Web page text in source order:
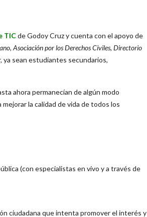
TICde Godoy Cruz y cuenta con el apoyo de
Asociación por los Derechos Civiles, Directorio
sean estudiantes secundarios,
ahora permanecían de algún modo
la calidad de vida de todos los
(con especialistas en vivo y a través de
ciudadana que intenta promover el interés y